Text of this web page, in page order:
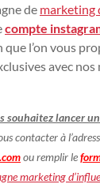
de marketing
compte
que l’on vous
avec nos
souhaitez lancer
contacter à
ou remplir le
marketing